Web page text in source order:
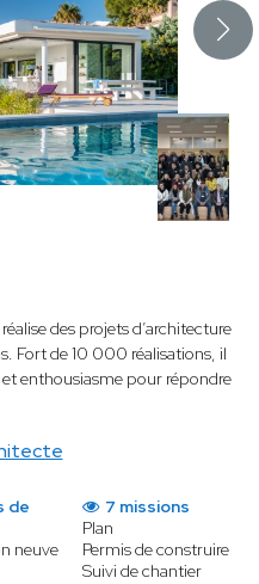
des projets d’architecture
Fort de 10 000 réalisations, il
enthousiasme pour répondre
de
neuve
7 missions
Plan
Permis de construire
Suivi de chantier